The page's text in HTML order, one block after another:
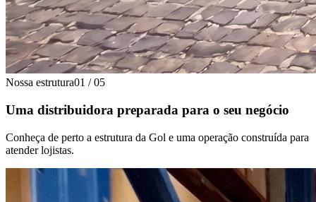
Nossa estrutura01 / 05
Uma distribuidora preparada para o seu negócio
Conheça de perto a estrutura da Gol e uma operação construída para
atender lojistas.